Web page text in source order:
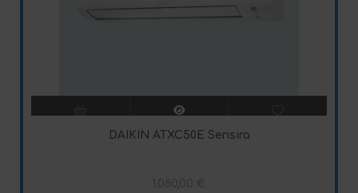
DAIKIN ATXC50E Sensira
1.080,00 €